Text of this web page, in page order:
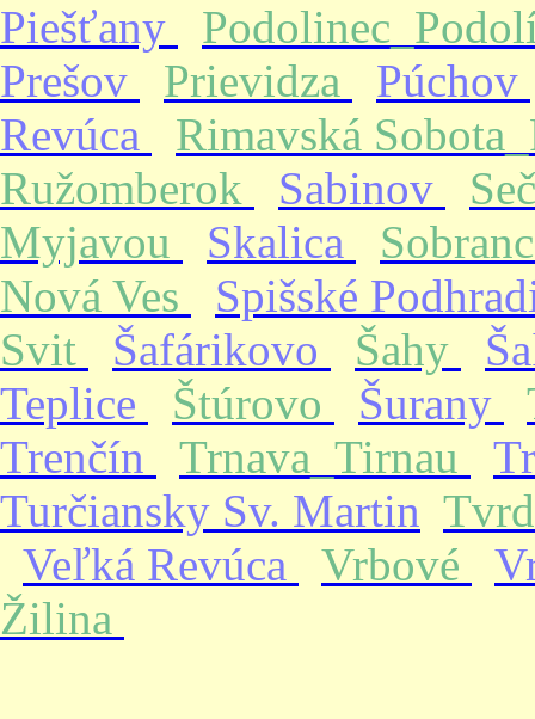
Piešťany
Prešov
Prievidza
Púchov
Revúca
Rimavská
Ružomberok
Sabinov
Myjavou
Skalica
Nová Ves
Spišské
Svit
Šafárikovo Šahy
Teplice
Štúrovo Šurany
Trenčín
Trnava_Tirnau
Turčiansky Sv. Martin
Veľká Revúca
Vrbové
Žilina